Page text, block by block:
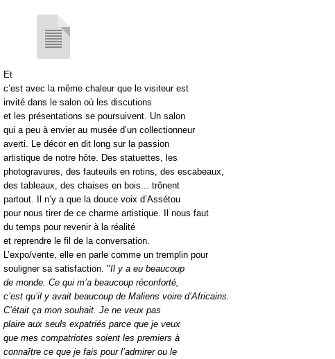
Et
c’est avec la même chaleur que le visiteur est
invité dans le salon où les discutions
et les présentations se poursuivent. Un salon
qui a peu à envier au musée d’un collectionneur
averti. Le décor en dit long sur la passion
artistique de notre hôte. Des statuettes, les
photogravures, des fauteuils en rotins, des escabeaux,
des tableaux, des chaises en bois... trônent
partout. Il n’y a que la douce voix d’Assétou
pour nous tirer de ce charme artistique. Il nous faut
du temps pour revenir à la réalité
et reprendre le fil de la conversation.
L’expo/vente, elle en parle comme un tremplin pour
souligner sa satisfaction. "Il y a eu beaucoup
de monde. Ce qui m’a beaucoup réconforté,
c’est qu’il y avait beaucoup de Maliens voire d’Africains.
C’était ça mon souhait. Je ne veux pas
plaire aux seuls expatriés parce que je veux
que mes compatriotes soient les premiers à
connaître ce que je fais pour l’admirer ou le